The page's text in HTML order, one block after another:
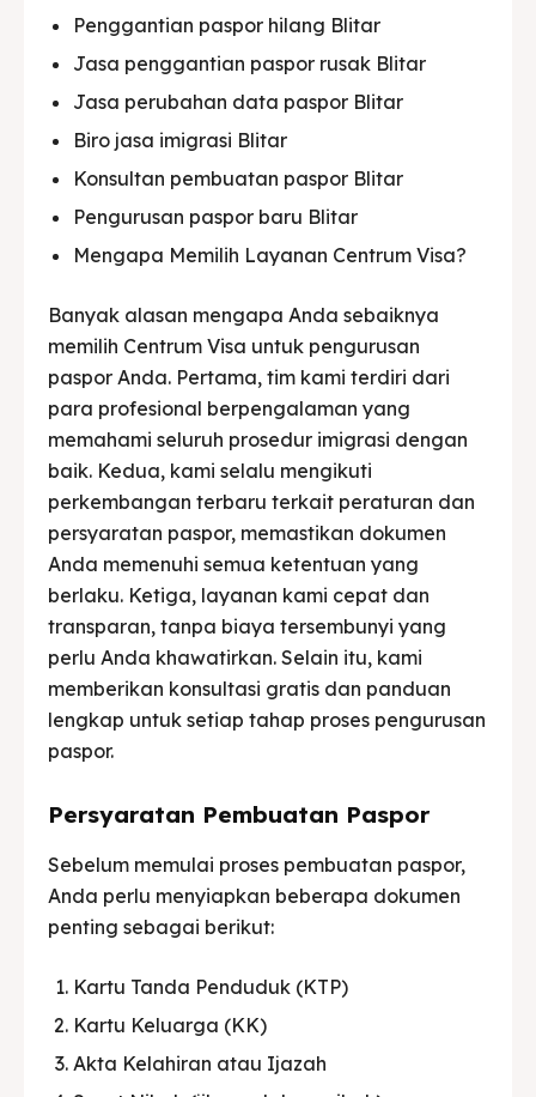
Penggantian paspor hilang Blitar
Jasa penggantian paspor rusak Blitar
Jasa perubahan data paspor Blitar
Biro jasa imigrasi Blitar
Konsultan pembuatan paspor Blitar
Pengurusan paspor baru Blitar
Mengapa Memilih Layanan Centrum Visa?
Banyak alasan mengapa Anda sebaiknya
memilih Centrum Visa untuk pengurusan
paspor Anda. Pertama, tim kami terdiri dari
para profesional berpengalaman yang
memahami seluruh prosedur imigrasi dengan
baik. Kedua, kami selalu mengikuti
perkembangan terbaru terkait peraturan dan
persyaratan paspor, memastikan dokumen
Anda memenuhi semua ketentuan yang
berlaku. Ketiga, layanan kami cepat dan
transparan, tanpa biaya tersembunyi yang
perlu Anda khawatirkan. Selain itu, kami
memberikan konsultasi gratis dan panduan
lengkap untuk setiap tahap proses pengurusan
paspor.
Persyaratan Pembuatan Paspor
Sebelum memulai proses pembuatan paspor,
Anda perlu menyiapkan beberapa dokumen
penting sebagai berikut:
Kartu Tanda Penduduk (KTP)
Kartu Keluarga (KK)
Akta Kelahiran atau Ijazah